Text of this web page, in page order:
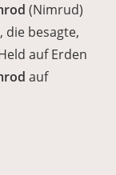
(Nimrud)
die besagte,
auf Erden
auf